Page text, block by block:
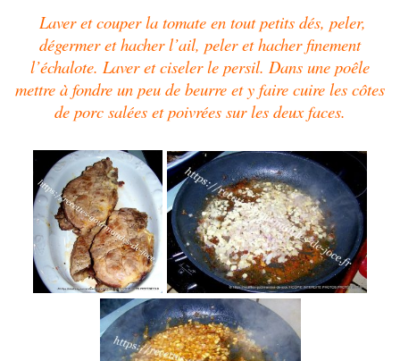
Laver et couper la tomate en tout petits dés, peler,
dégermer et hacher l’ail, peler et hacher finement
l’échalote. Laver et ciseler le persil. Dans une poêle
mettre à fondre un peu de beurre et y faire cuire les côtes
de porc salées et poivrées sur les deux faces.